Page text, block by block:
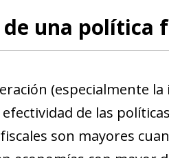
una política
(especialmente
de las
son mayores